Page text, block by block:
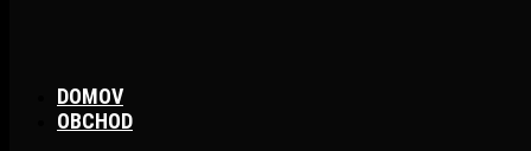
DOMOV
OBCHOD